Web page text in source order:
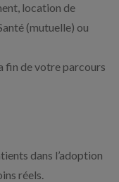
location de
(mutuelle) ou
fin de votre parcours
dans l’adoption
réels.